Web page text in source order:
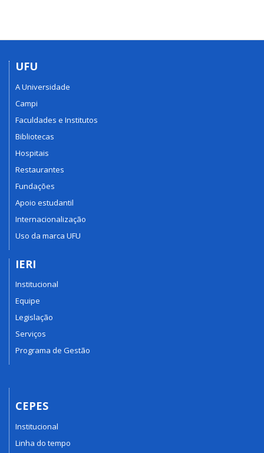
UFU
A Universidade
Campi
Faculdades e Institutos
Bibliotecas
Hospitais
Restaurantes
Fundações
Apoio estudantil
Internacionalização
Uso da marca UFU
IERI
Institucional
Equipe
Legislação
Serviços
Programa de Gestão
CEPES
Institucional
Linha do tempo